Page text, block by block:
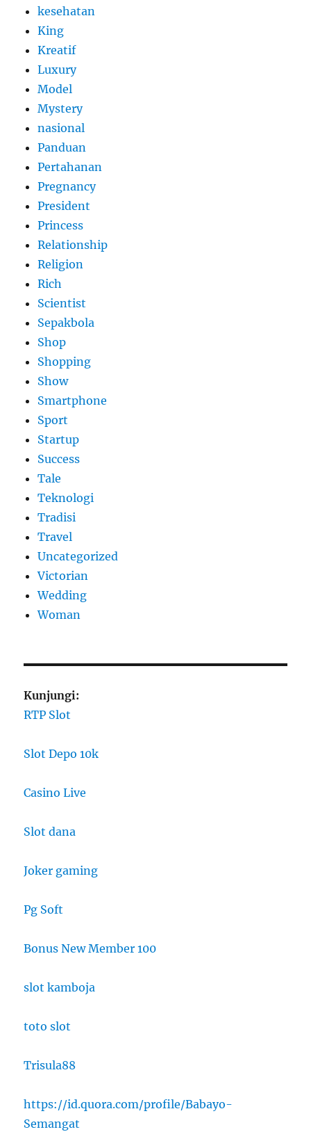
kesehatan
King
Kreatif
Luxury
Model
Mystery
nasional
Panduan
Pertahanan
Pregnancy
President
Princess
Relationship
Religion
Rich
Scientist
Sepakbola
Shop
Shopping
Show
Smartphone
Sport
Startup
Success
Tale
Teknologi
Tradisi
Travel
Uncategorized
Victorian
Wedding
Woman
Kunjungi:
RTP Slot
Slot Depo 10k
Casino Live
Slot dana
Joker gaming
Pg Soft
Bonus New Member 100
slot kamboja
toto slot
Trisula88
https://id.quora.com/profile/Babayo-
Semangat